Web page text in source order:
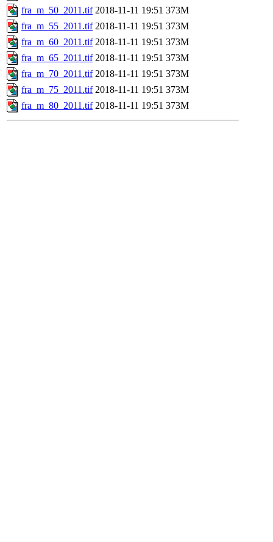
fra_m_50_2011.tif 2018-11-11 19:51 373M
fra_m_55_2011.tif 2018-11-11 19:51 373M
fra_m_60_2011.tif 2018-11-11 19:51 373M
fra_m_65_2011.tif 2018-11-11 19:51 373M
fra_m_70_2011.tif 2018-11-11 19:51 373M
fra_m_75_2011.tif 2018-11-11 19:51 373M
fra_m_80_2011.tif 2018-11-11 19:51 373M